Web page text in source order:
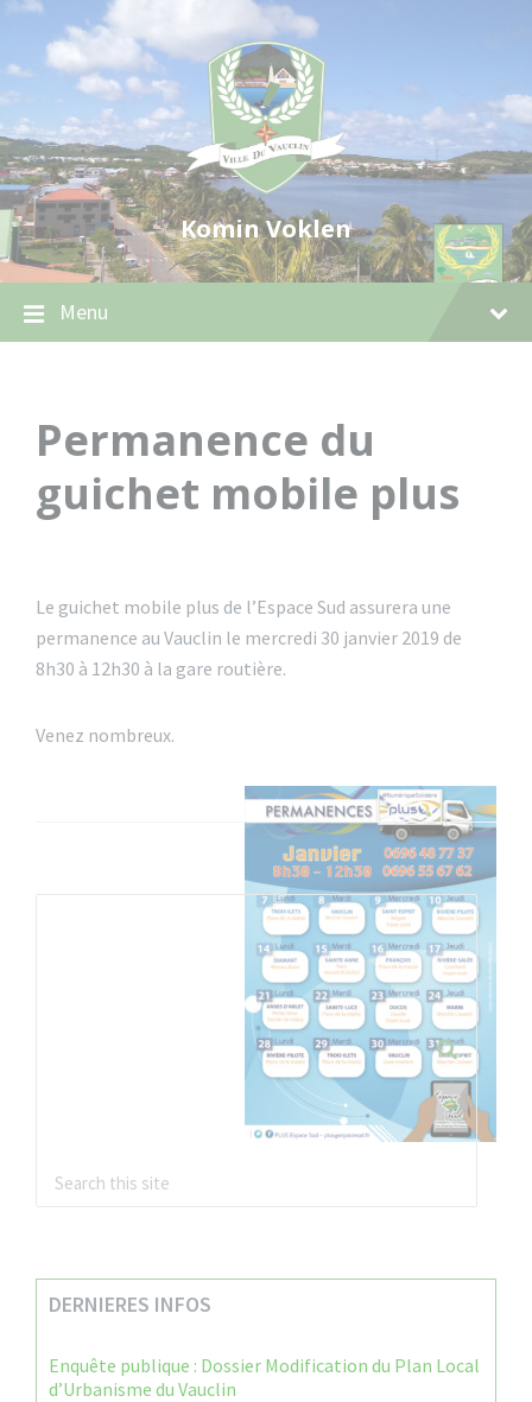
Skip
content
Skip
navigation
Skip
footer
Komin Voklen
Menu
Permanence du
guichet mobile plus
Le guichet mobile plus de l’Espace Sud assurera une
permanence au Vauclin le mercredi 30 janvier 2019 de
8h30 à 12h30 à la gare routière.
Venez nombreux.
DERNIERES INFOS
Enquête publique : Dossier Modification du Plan Local
d’Urbanisme du Vauclin